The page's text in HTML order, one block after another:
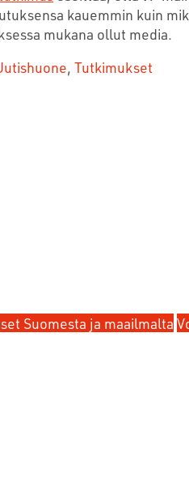
kauemmin kuin
mukana ollut media.
, Tutkimukset
Suomesta ja maailmalta